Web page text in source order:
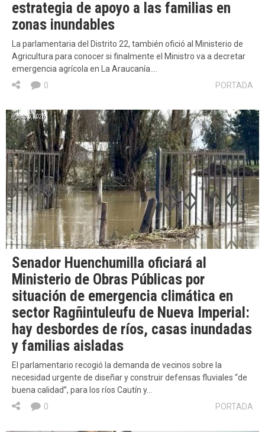
estrategia de apoyo a las familias en
zonas inundables
La parlamentaria del Distrito 22, también ofició al Ministerio de
Agricultura para conocer si finalmente el Ministro va a decretar
emergencia agrícola en La Araucanía….
PORTADA
0
agosto 5, 2026
Senador Huenchumilla oficiará al
Ministerio de Obras Públicas por
situación de emergencia climática en
sector Ragñintuleufu de Nueva Imperial:
hay desbordes de ríos, casas inundadas
y familias aisladas
El parlamentario recogió la demanda de vecinos sobre la
necesidad urgente de diseñar y construir defensas fluviales “de
buena calidad”, para los ríos Cautín y…
PORTADA
0